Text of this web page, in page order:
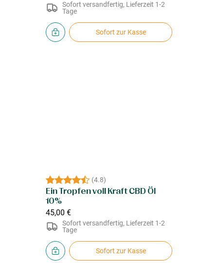
Sofort versandfertig, Lieferzeit 1-2
Tage
Sofort zur Kasse
(4.8)
Ein Tropfen voll Kraft CBD Öl
10%
45,00 €
Sofort versandfertig, Lieferzeit 1-2
Tage
Sofort zur Kasse